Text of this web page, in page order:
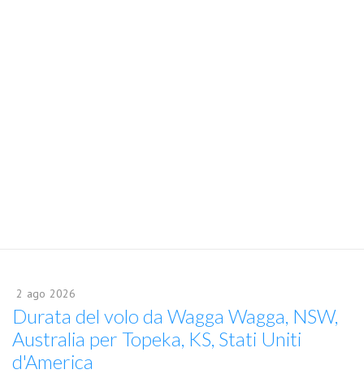
2 ago 2026
Durata del volo da Wagga Wagga, NSW,
Australia per Topeka, KS, Stati Uniti
d'America